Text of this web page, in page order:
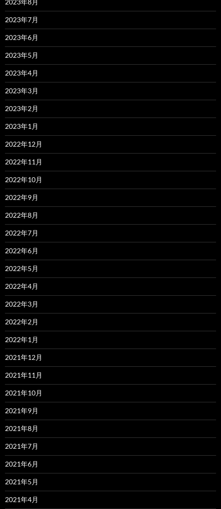
2023年8月
2023年7月
2023年6月
2023年5月
2023年4月
2023年3月
2023年2月
2023年1月
2022年12月
2022年11月
2022年10月
2022年9月
2022年8月
2022年7月
2022年6月
2022年5月
2022年4月
2022年3月
2022年2月
2022年1月
2021年12月
2021年11月
2021年10月
2021年9月
2021年8月
2021年7月
2021年6月
2021年5月
2021年4月